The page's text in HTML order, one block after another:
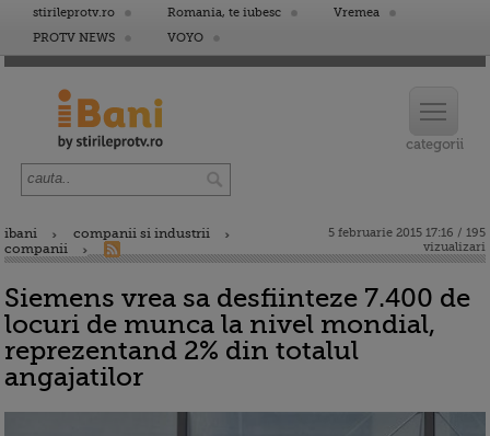
stirileprotv.ro Romania, te iubesc
Vremea
PROTV NEWS
VOYO
ibani
companii si industrii
companii
5 februarie 2015 17:16 / 195
vizualizari
Siemens vrea sa desfiinteze 7.400 de
locuri de munca la nivel mondial,
reprezentand 2% din totalul
angajatilor